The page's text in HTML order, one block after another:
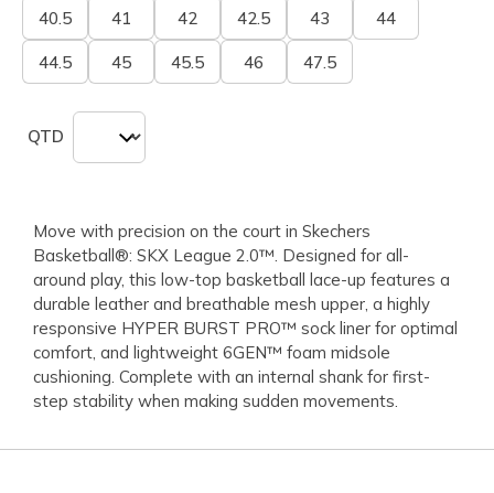
40.5 41 42 42.5 43 44
44.5 45 45.5 46 47.5
QTD
Move with precision on the court in Skechers
Basketball®: SKX League 2.0™. Designed for all-
around play, this low-top basketball lace-up features a
durable leather and breathable mesh upper, a highly
responsive HYPER BURST PRO™ sock liner for optimal
comfort, and lightweight 6GEN™ foam midsole
cushioning. Complete with an internal shank for first-
step stability when making sudden movements.